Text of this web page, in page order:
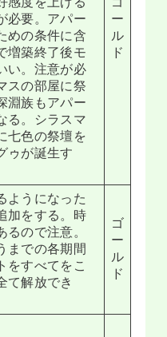
必要。アパー
めの条件に含
増築終了後モ
い。注意が必
スの部屋に祭
淵族もアパー
る。シラスマ
七色の祭壇を
ゥが誕生す
ー
ル
ド
ようになった
加をする。時
るので注意。
までの各期間
をすべてをこ
て解放でき
ゴ
ー
ル
ド